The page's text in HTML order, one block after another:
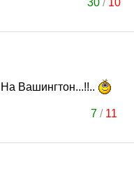
30/ 10
На Вашингтон...!!..
7/ 11